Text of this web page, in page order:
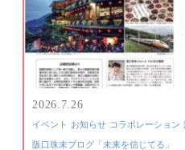
2026.7.26
イベント お知らせ コラボレーション
阪口珠未ブログ「未来を信じてる」